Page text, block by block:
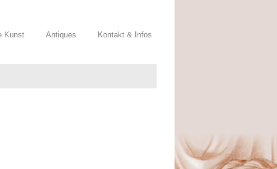
Kunst Antiques Kontakt & Infos